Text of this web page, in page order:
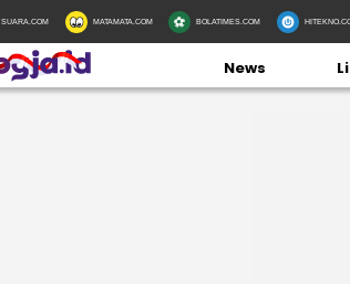
SUARA.COM MATAMATA.COM BOLATIMES.COM
News